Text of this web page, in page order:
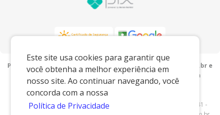
Este site usa cookies para garantir que
você obtenha a melhor experiência em
nosso site. Ao continuar navegando, você
concorda com a nossa
Política de Privacidade
Preços e condições exclusivos para o www.porcelanaslu.com.br e
para o televendas, podendo sofrer alterações sem prévia
notiﬁcação.
Lu Porcelanas e Presentes
www.porcelanaslu.com.br| AV ANTONIO SERAFIM PETEAN - 2941 -